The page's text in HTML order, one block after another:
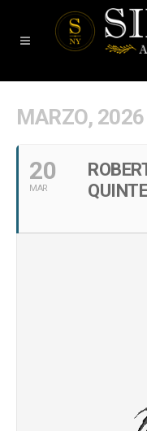
MARZO, 2026
20
MAR